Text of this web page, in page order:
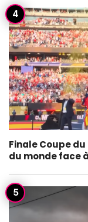
Finale Coupe du
du monde face